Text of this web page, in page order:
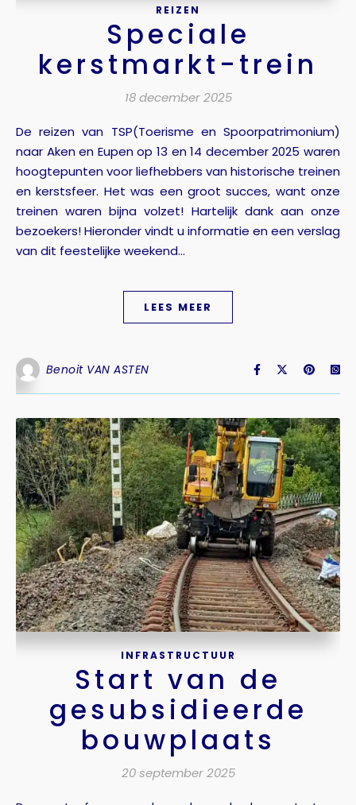
REIZEN
Speciale
kerstmarkt-trein
18 december 2025
De reizen van TSP(Toerisme en Spoorpatrimonium)
naar Aken en Eupen op 13 en 14 december 2025 waren
hoogtepunten voor liefhebbers van historische treinen
en kerstsfeer. Het was een groot succes, want onze
treinen waren bijna volzet! Hartelijk dank aan onze
bezoekers! Hieronder vindt u informatie en een verslag
van dit feestelijke weekend...
LEES MEER
Benoit VAN ASTEN
INFRASTRUCTUUR
Start van de
gesubsidieerde
bouwplaats
20 september 2025